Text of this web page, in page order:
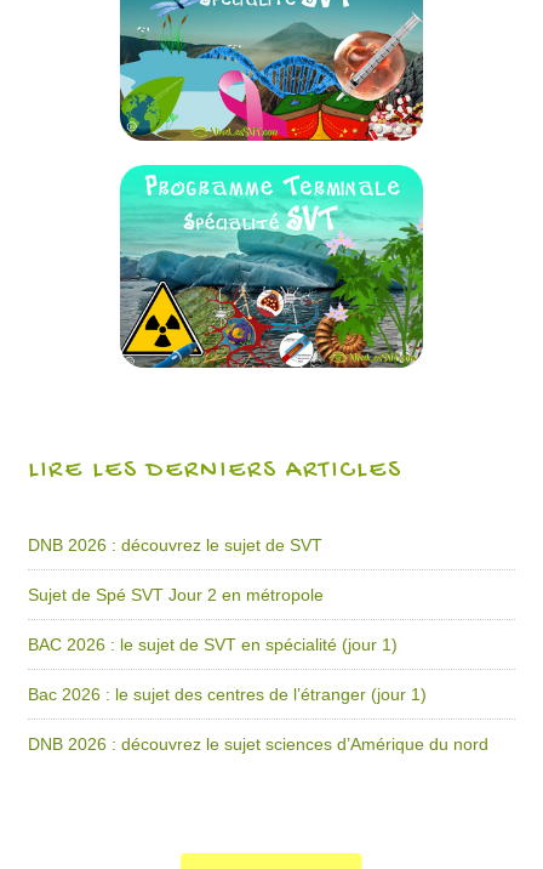
LIRE LES DERNIERS ARTICLES
DNB 2026 : découvrez le sujet de SVT
Sujet de Spé SVT Jour 2 en métropole
BAC 2026 : le sujet de SVT en spécialité (jour 1)
Bac 2026 : le sujet des centres de l’étranger (jour 1)
DNB 2026 : découvrez le sujet sciences d’Amérique du nord